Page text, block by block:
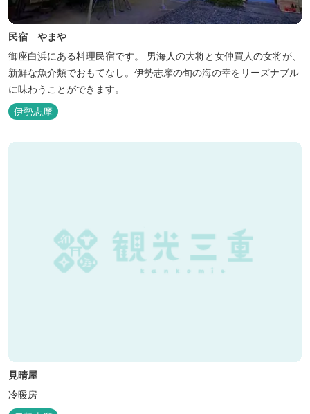
民宿 やまや
御座白浜にある料理民宿です。 男海人の大将と女仲買人の女将が、
新鮮な魚介類でおもてなし。伊勢志摩の旬の海の幸をリーズナブル
に味わうことができます。
伊勢志摩
見晴屋
冷暖房